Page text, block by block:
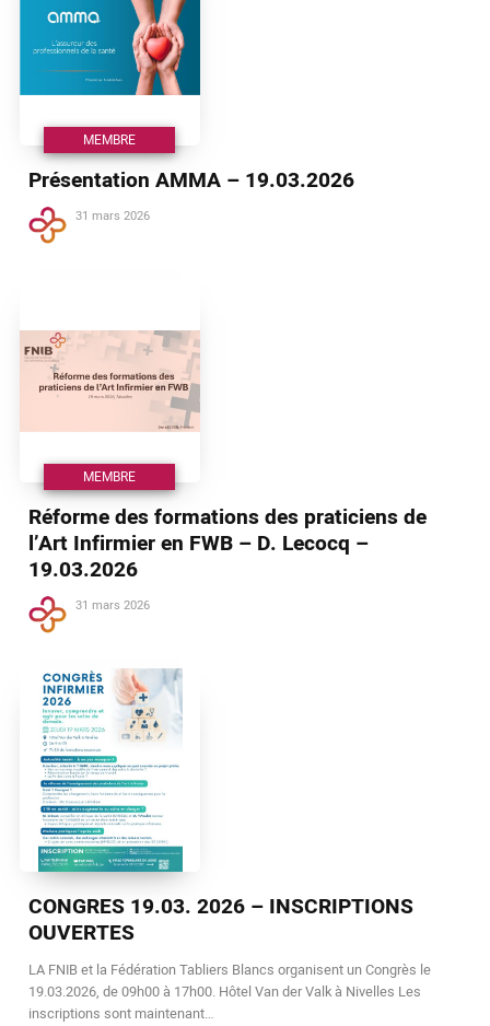
MEMBRE
Présentation AMMA – 19.03.2026
31 mars 2026
MEMBRE
Réforme des formations des praticiens de
l’Art Infirmier en FWB – D. Lecocq –
19.03.2026
31 mars 2026
CONGRES 19.03. 2026 – INSCRIPTIONS
OUVERTES
LA FNIB et la Fédération Tabliers Blancs organisent un Congrès le
19.03.2026, de 09h00 à 17h00. Hôtel Van der Valk à Nivelles Les
inscriptions sont maintenant…